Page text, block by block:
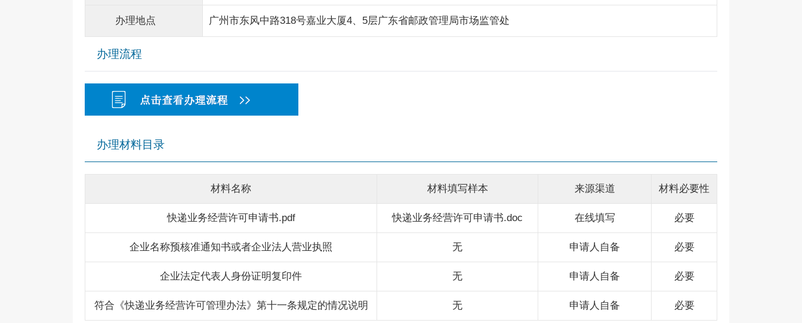
办理地点 广州市东风中路318号嘉业大厦4、5层广东省邮政管理局市场监管处
办理流程
办理材料目录
材料名称 材料填写样本 来源渠道 材料必要性
快递业务经营许可申请书.pdf 快递业务经营许可申请书.doc 在线填写 必要
企业名称预核准通知书或者企业法人营业执照 无 申请人自备 必要
企业法定代表人身份证明复印件 无 申请人自备 必要
符合《快递业务经营许可管理办法》第十一条规定的情况说明 无 申请人自备 必要